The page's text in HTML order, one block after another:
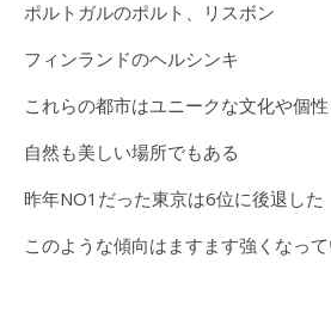
ポルトガルのポルト、リスボン
フィンランドのヘルシンキ
これらの都市はユニークな文化や個
自然も美しい場所でもある
昨年NO1だった東京は6位に後退した
このような傾向はますます強くなっ